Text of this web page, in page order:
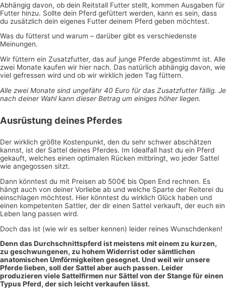
Abhängig davon, ob dein Reitstall Futter stellt, kommen Ausgaben für
Futter hinzu. Sollte dein Pferd gefüttert werden, kann es sein, dass
du zusätzlich dein eigenes Futter deinem Pferd geben möchtest.
Was du fütterst und warum – darüber gibt es verschiedenste
Meinungen.
Wir füttern ein Zusatzfutter, das auf junge Pferde abgestimmt ist. Alle
zwei Monate kaufen wir hier nach. Das natürlich abhängig davon, wie
viel gefressen wird und ob wir wirklich jeden Tag füttern.
Alle zwei Monate sind ungefähr 40 Euro für das Zusatzfutter fällig. Je
nach deiner Wahl kann dieser Betrag um einiges höher liegen.
Ausrüstung deines Pferdes
Der wirklich größte Kostenpunkt, den du sehr schwer abschätzen
kannst, ist der Sattel deines Pferdes. Im Idealfall hast du ein Pferd
gekauft, welches einen optimalen Rücken mitbringt, wo jeder Sattel
wie angegossen sitzt.
Dann könntest du mit Preisen ab 500€ bis Open End rechnen. Es
hängt auch von deiner Vorliebe ab und welche Sparte der Reiterei du
einschlagen möchtest. Hier könntest du wirklich Glück haben und
einen kompetenten Sattler, der dir einen Sattel verkauft, der euch ein
Leben lang passen wird.
Doch das ist (wie wir es selber kennen) leider reines Wunschdenken!
Denn das Durchschnittspferd ist meistens mit einem zu kurzen,
zu geschwungenen, zu hohem Widerrist oder sämtlichen
anatomischen Umförmigkeiten gesegnet. Und weil wir unsere
Pferde lieben, soll der Sattel aber auch passen. Leider
produzieren viele Sattelfirmen nur Sättel von der Stange für einen
Typus Pferd, der sich leicht verkaufen lässt.